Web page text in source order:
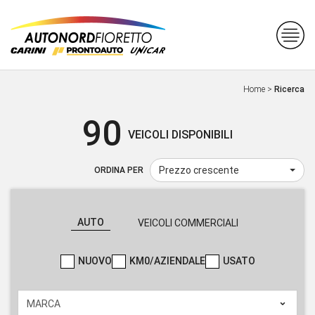
Home > Ricerca
90 VEICOLI DISPONIBILI
ORDINA PER Prezzo crescente
AUTO VEICOLI COMMERCIALI
NUOVO KM0/AZIENDALE USATO